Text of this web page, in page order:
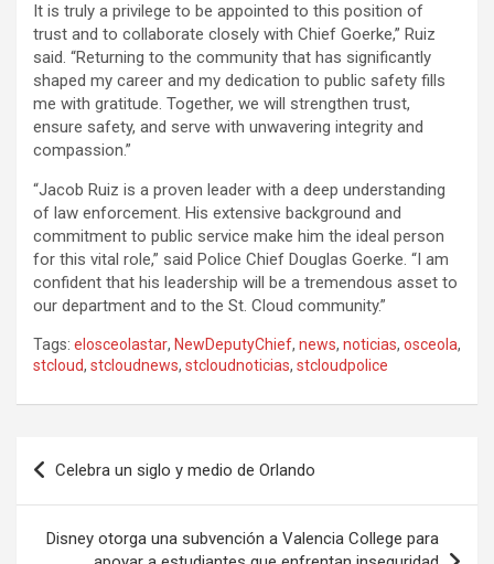
It is truly a privilege to be appointed to this position of
trust and to collaborate closely with Chief Goerke,” Ruiz
said. “Returning to the community that has significantly
shaped my career and my dedication to public safety fills
me with gratitude. Together, we will strengthen trust,
ensure safety, and serve with unwavering integrity and
compassion.”
“Jacob Ruiz is a proven leader with a deep understanding
of law enforcement. His extensive background and
commitment to public service make him the ideal person
for this vital role,” said Police Chief Douglas Goerke. “I am
confident that his leadership will be a tremendous asset to
our department and to the St. Cloud community.”
Tags: elosceolastar, NewDeputyChief, news, noticias, osceola,
stcloud, stcloudnews, stcloudnoticias, stcloudpolice
Celebra un siglo y medio de Orlando
Disney otorga una subvención a Valencia College para